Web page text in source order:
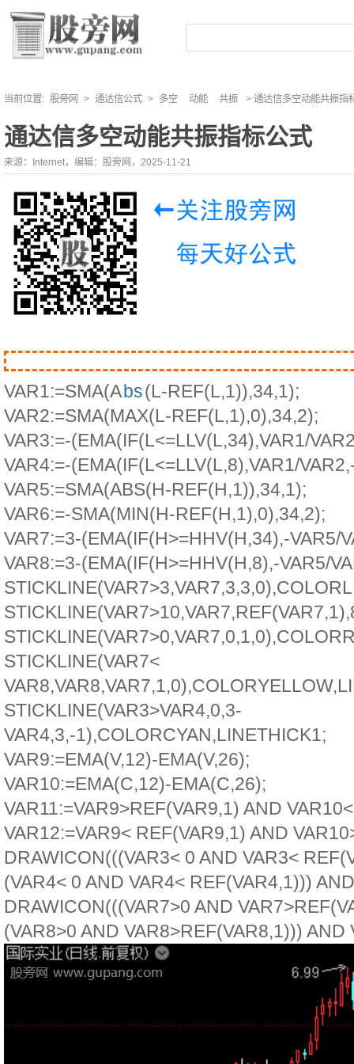
当前位置: 股旁网 > 通达信公式 > 多空 动能 共振 > 通达信多空动能共振指
通达信多空动能共振指标公式
来源：Internet，编辑：股旁网，2025-11-21
VAR1:=SMA(Abs(L-REF(L,1)),34,1);
VAR2:=SMA(MAX(L-REF(L,1),0),34,2);
VAR3:=-(EMA(IF(L<=LLV(L,34),VAR1/
VAR4:=-(EMA(IF(L<=LLV(L,8),VAR1/
VAR5:=SMA(ABS(H-REF(H,1)),34,1);
VAR6:=-SMA(MIN(H-REF(H,1),0),34,2);
VAR7:=3-(EMA(IF(H>=HHV(H,34),-VAR5/
VAR8:=3-(EMA(IF(H>=HHV(H,8),-VAR5/
STICKLINE(VAR7<
STICKLINE(VAR3>VAR4,0,3-
VAR4,3,-1),COLORCYAN,LINETHICK1;
VAR9:=EMA(V,12)-EMA(V,26);
VAR10:=EMA(C,12)-EMA(C,26);
VAR11:=VAR9>REF(VAR9,1) AND
VAR12:=VAR9< REF(VAR9,1) AND
DRAWICON(((VAR3< 0 AND VAR3<
(VAR4< 0 AND VAR4< REF(VAR4,1)))
DRAWICON(((VAR7>0 AND
(VAR8>0 AND VAR8>REF(VAR8,1))) AND